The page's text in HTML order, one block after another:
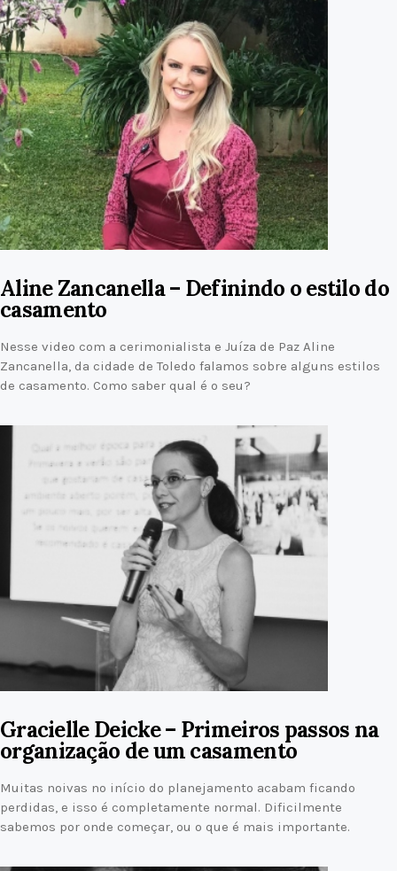
Aline Zancanella – Definindo o estilo do
casamento
Nesse video com a cerimonialista e Juíza de Paz Aline
Zancanella, da cidade de Toledo falamos sobre alguns estilos
de casamento. Como saber qual é o seu?
Gracielle Deicke – Primeiros passos na
organização de um casamento
Muitas noivas no início do planejamento acabam ficando
perdidas, e isso é completamente normal. Dificilmente
sabemos por onde começar, ou o que é mais importante.